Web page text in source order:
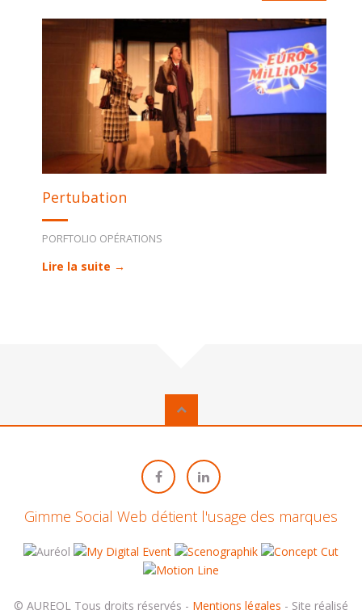
Pertubation
PORFTOLIO OPÉRATIONS
Lire la suite →
Gimme Social Web détient l'usage des marques
© AUREOL Tous droits réservés - Mentions légales - Site réalisé